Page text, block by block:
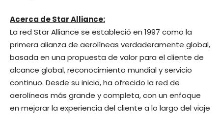
Acerca de Star Alliance:
​​​La red Star Alliance se estableció en 1997 como la
primera alianza de aerolíneas verdaderamente global,
basada en una propuesta de valor para el cliente de
alcance global, reconocimiento mundial y servicio
continuo. Desde su inicio, ha ofrecido la red de
aerolíneas más grande y completa, con un enfoque
en mejorar la experiencia del cliente a lo largo del viaje